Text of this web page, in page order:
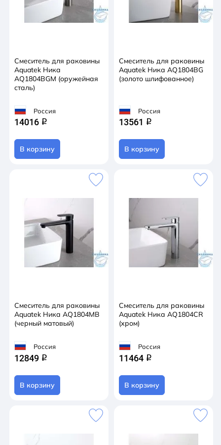
Смеситель для раковины
Aquatek Ника
AQ1804BGM (оружейная
сталь)
Россия
14016 q
В корзину
Смеситель для раковины
Aquatek Ника AQ1804BG
(золото шлифованное)
Россия
13561 q
В корзину
Смеситель для раковины
Aquatek Ника AQ1804MB
(черный матовый)
Россия
12849 q
В корзину
Смеситель для раковины
Aquatek Ника AQ1804CR
(хром)
Россия
11464 q
В корзину